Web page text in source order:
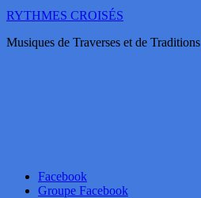
RYTHMES CROISÉS
Musiques de Traverses et de Traditions
Facebook
Groupe Facebook